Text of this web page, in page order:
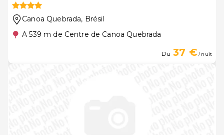
Canoa Quebrada, Brésil
A 539 m de Centre de Canoa Quebrada
Du 37 €/ nuit